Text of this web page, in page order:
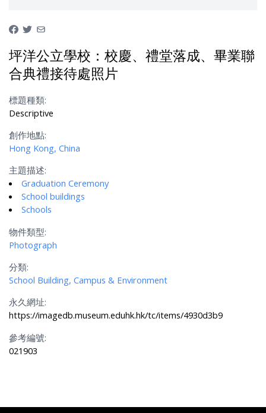
坪洋公立學校：校慶、禮堂落成、畢業聯
合典禮接待處照片
標題種類:
Descriptive
創作地點:
Hong Kong, China
主題描述:
Graduation Ceremony
School buildings
Schools
物件類型:
Photograph
分類:
School Building, Campus & Environment
永久網址:
https://imagedb.museum.eduhk.hk/tc/items/4930d3b9
參考編號:
021903